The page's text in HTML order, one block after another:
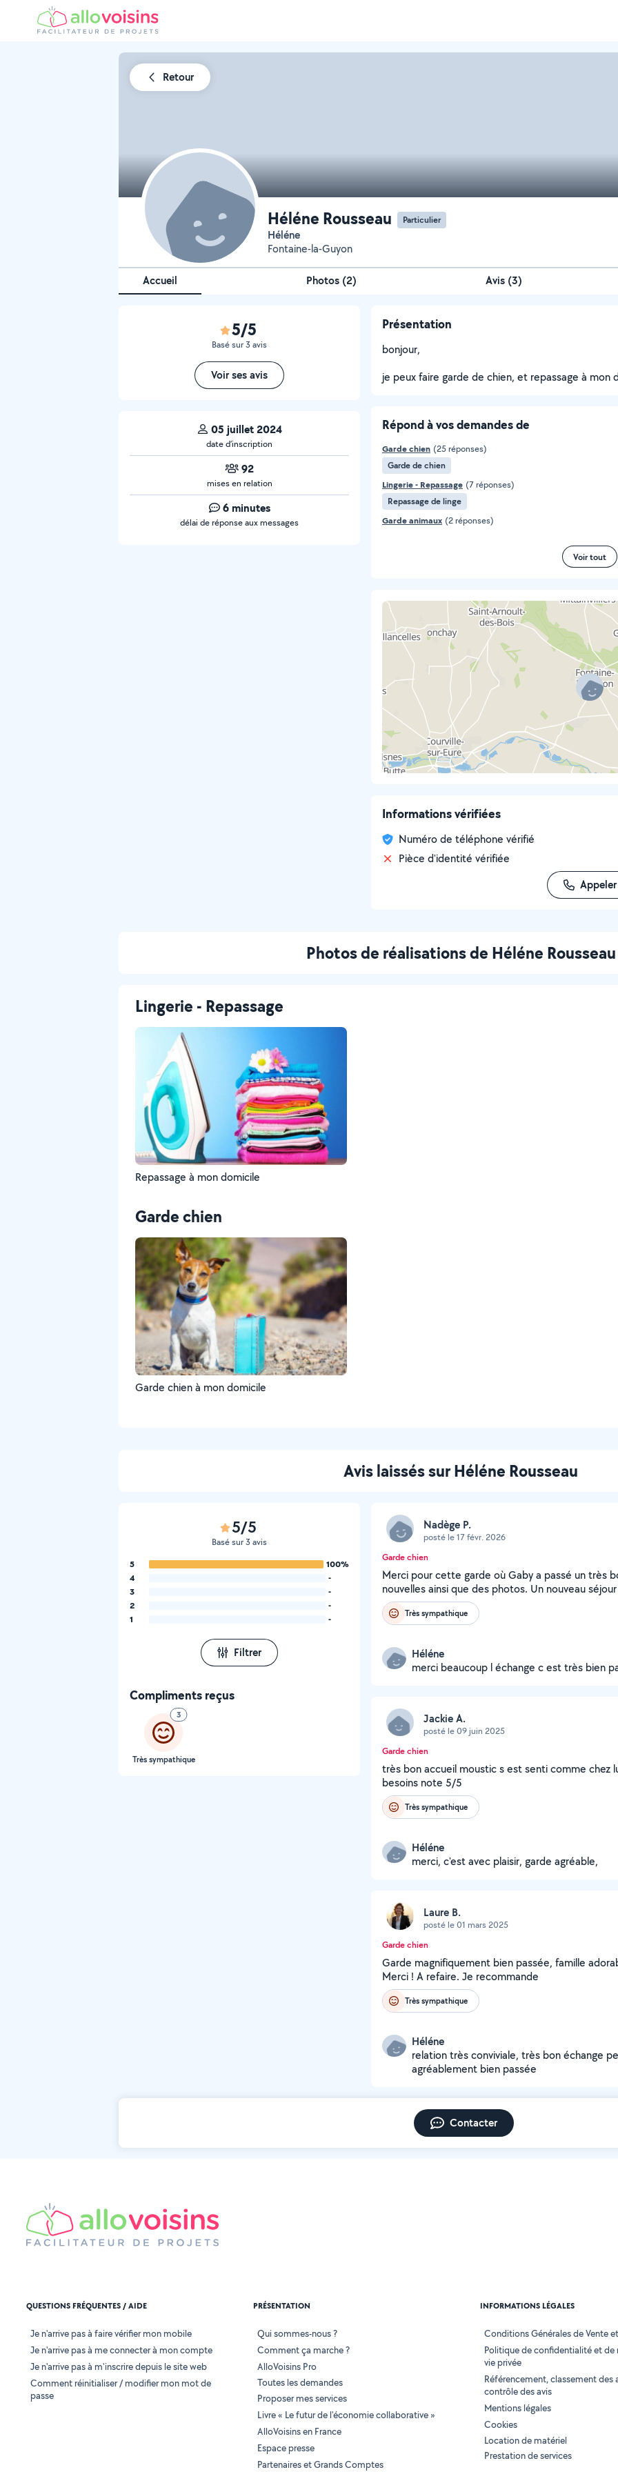
Retour
Héléne Rousseau Particulier
Héléne
Fontaine-la-Guyon
Accueil Photos (2) Avis (3)
5/5
Basé sur 3 avis
Voir ses avis
05 juillet 2024
date d’inscription
92
mises en relation
6 minutes
délai de réponse aux messages
Présentation
bonjour,
je peux faire garde de chien, et repassage à mon
Répond à vos demandes de
Garde chien (25 réponses)
Garde de chien
Lingerie - Repassage (7 réponses)
Repassage de linge
Garde animaux (2 réponses)
Voir tout
Informations vérifiées
Numéro de téléphone vérifié
Pièce d'identité vérifiée
Appeler
Photos de réalisations de Héléne Rousseau
Lingerie - Repassage
Repassage à mon domicile
Garde chien
Garde chien à mon domicile
Avis laissés sur Héléne Rousseau
5/5
Basé sur 3 avis
5
100%
4
-
3
-
2
-
1
-
Filtrer
Compliments reçus
3
Très sympathique
Nadège P.
posté le 17 févr. 2026
Garde chien
Merci pour cette garde où Gaby a passé un très
nouvelles ainsi que des photos. Un nouveau
Très sympathique
Héléne
merci beaucoup l échange c est très bien
Jackie A.
posté le 09 juin 2025
Garde chien
très bon accueil moustic s est senti comme chez
besoins note 5/5
Très sympathique
Héléne
merci, c'est avec plaisir, garde agréable,
Laure B.
posté le 01 mars 2025
Garde chien
Garde magnifiquement bien passée, famille
Merci ! A refaire. Je recommande
Très sympathique
Héléne
relation très conviviale, très bon échange
agréablement bien passée
Contacter
QUESTIONS FRÉQUENTES / AIDE
Je n'arrive pas à faire vérifier mon mobile
Je n'arrive pas à me connecter à mon compte
Je n'arrive pas à m'inscrire depuis le site web
Comment réinitialiser / modifier mon mot de
passe
PRÉSENTATION
Qui sommes-nous ?
Comment ça marche ?
AlloVoisins Pro
Toutes les demandes
Proposer mes services
Livre « Le futur de l'économie collaborative »
AlloVoisins en France
Espace presse
Partenaires et Grands Comptes
INFORMATIONS LÉGALES
Conditions Générales de Vente
Politique de confidentialité et de
vie privée
Référencement, classement des
contrôle des avis
Mentions légales
Cookies
Location de matériel
Prestation de services